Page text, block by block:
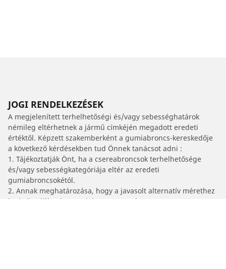
JOGI RENDELKEZÉSEK
A megjelenített terhelhetőségi és/vagy sebességhatárok
némileg eltérhetnek a jármű címkéjén megadott eredeti
értéktől. Képzett szakemberként a gumiabroncs-kereskedője
a következő kérdésekben tud Önnek tanácsot adni :
1. Tájékoztatják Önt, ha a csereabroncsok terhelhetősége
és/vagy sebességkategóriája eltér az eredeti
gumiabroncsokétól.
2. Annak meghatározása, hogy a javasolt alternatív mérethez
be kell-e állítani a gumiabroncsnyomást.